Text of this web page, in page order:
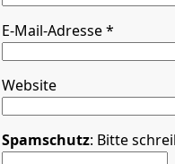
E-Mail-Adresse*
Website
Spamschutz: Bitte